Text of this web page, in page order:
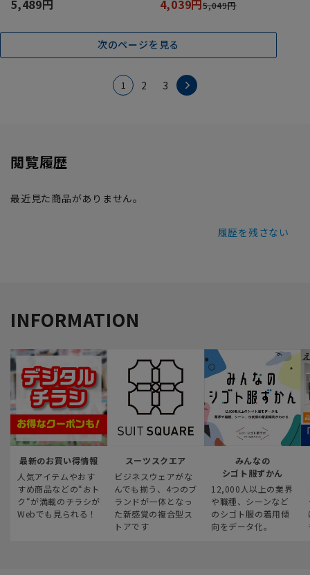
5,489円 4,039円5,049円
次のページを見る
1 2 3
閲覧履歴
最近見た商品がありません。
履歴を残さない
INFORMATION
最新のお買い得情報
人気アイテムやおす
すめ商品などの“おト
ク“が満載のチラシが
Webでも見られる！
スーツスクエア
ビジネスウェアがな
んでも揃う、4つのブ
ランドが一体となっ
た新感覚の複合型ス
トアです
みんなの
シゴト服ずかん
12,000人以上の業界
や職種、シーンなど
のシゴト服の着用傾
向をデータ化。